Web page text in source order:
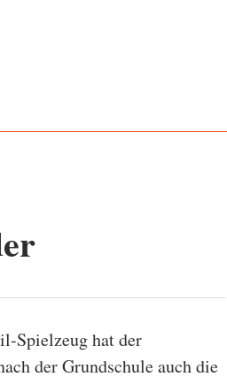
Spielzeug hat der
der Grundschule auch die